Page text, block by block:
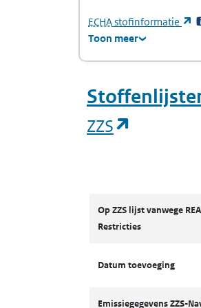
ECHA(Europees
stofinformatie
Toon meer
ZZS
Op ZZS lijst vanwege
Restricties
Datum toevoeging
Emissiegegevens ZZS-